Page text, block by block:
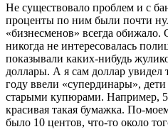
Не существовало проблем и с
проценты по ним были почти
«бизнесменов» всегда
никогда не интересовалась
показывали каких-нибудь
доллары. А я сам доллар увидел
году ввели «супердинары»,
старыми купюрами. Например,
красивая такая бумажка. По-
было 10 центов, что-то около